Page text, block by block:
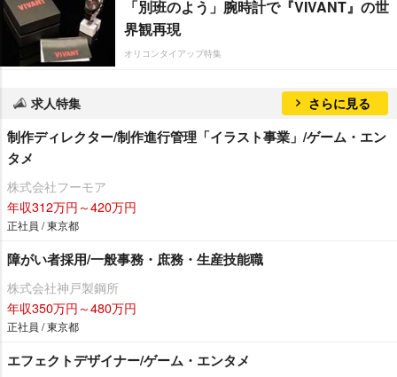
「別班のよう」腕時計で『VIVANT』の世
界観再現
オリコンタイアップ特集
求人特集 さらに見る
制作ディレクター/制作進行管理「イラスト事業」/ゲーム・エン
タメ
株式会社フーモア
年収312万円～420万円
正社員 / 東京都
障がい者採用/一般事務・庶務・生産技能職
株式会社神戸製鋼所
年収350万円～480万円
正社員 / 東京都
エフェクトデザイナー/ゲーム・エンタメ